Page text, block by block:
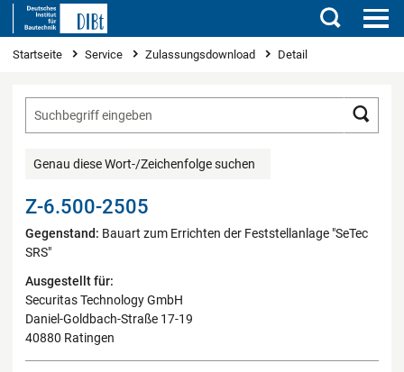
Suchen
Sie sind hier
Startseite Service Zulassungsdownload Detail
Genau diese Wort-/Zeichenfolge suchen
Z-6.500-2505
Gegenstand: Bauart zum Errichten der Feststellanlage "SeTec
SRS"
Ausgestellt für:
Securitas Technology GmbH
Daniel-Goldbach-Straße 17-19
40880 Ratingen